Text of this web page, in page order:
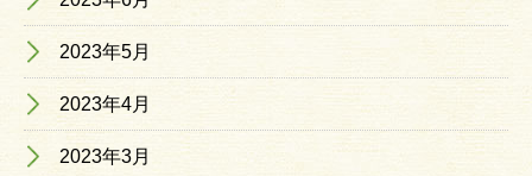
2023年5月
2023年4月
2023年3月